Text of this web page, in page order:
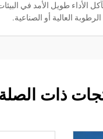
الأمد في البيئات الساحلية أو
أو الصناعية.
الصلة